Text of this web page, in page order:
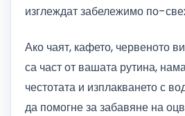
изглеждат забележимо по-
Ако чаят, кафето, червеното
са част от вашата рутина,
честотата и изплакването с
да помогне за забавяне на